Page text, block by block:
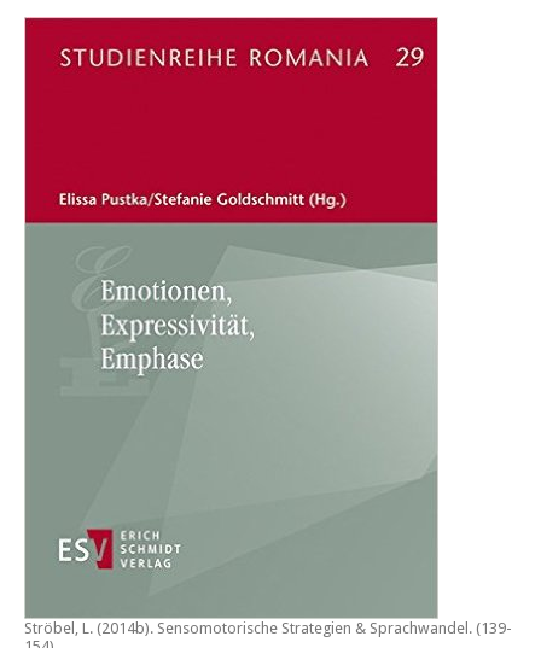
Ströbel, L. (2014b). Sensomotorische Strategien & Sprachwandel . (139-